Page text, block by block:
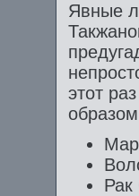
Явные
этот
Рак